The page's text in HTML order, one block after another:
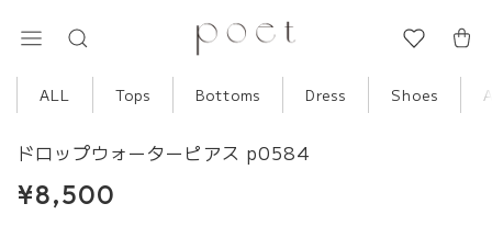
ALL Tops Bottoms Dress Shoes
ドロップウォーターピアス p0584
¥8,500